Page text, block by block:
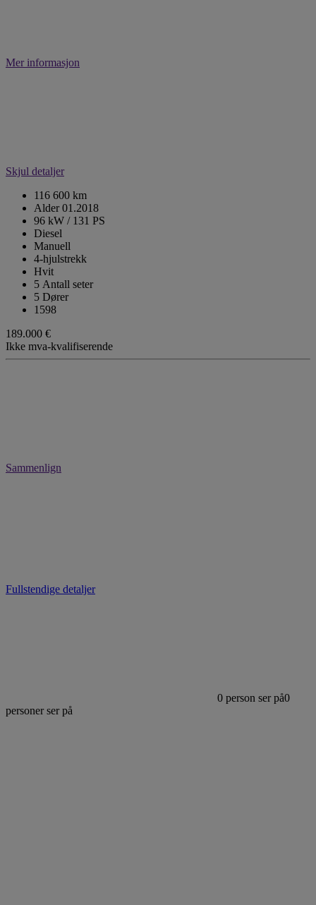
Mer informasjon
Skjul detaljer
116 600 km
Alder 01.2018
96 kW / 131 PS
Diesel
Manuell
4-hjulstrekk
Hvit
5 Antall seter
5 Dører
1598
189.000 €
Ikke mva-kvalifiserende
Sammenlign
Fullstendige detaljer
0 person ser på0
personer ser på